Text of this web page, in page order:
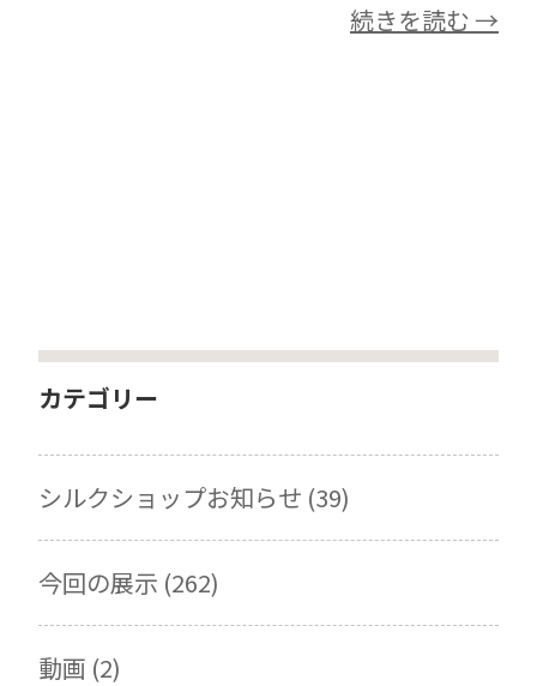
続きを読む →
カテゴリー
シルクショップお知らせ (39)
今回の展示 (262)
動画 (2)